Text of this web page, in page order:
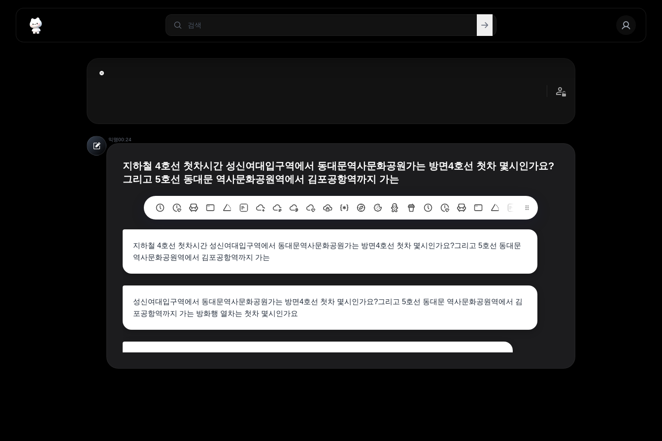
익명00:24
지하철 4호선 첫차시간 성신여대입구역에서 동대문역사문화공원가는 방면4호선 첫차 몇시인가요?
그리고 5호선 동대문 역사문화공원역에서 김포공항역까지 가는
지하철 4호선 첫차시간 성신여대입구역에서 동대문역사문화공원가는 방면4호선 첫차 몇시인가요?그리고 5호선 동대문
역사문화공원역에서 김포공항역까지 가는
성신여대입구역에서 동대문역사문화공원가는 방면4호선 첫차 몇시인가요?그리고 5호선 동대문 역사문화공원역에서 김
포공항역까지 가는 방화행 열차는 첫차 몇시인가요